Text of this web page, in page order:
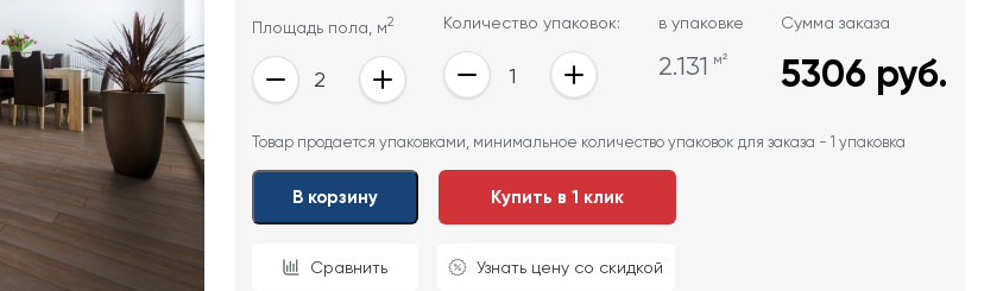
ОТПРАВИТЬ
Ваши данные не будут переданы третьим лицам
Площадь пола, м2 Количество упаковок: в упаковке
2.131 м²
Сумма заказа
5306 руб.
Товар продается упаковками, минимальное количество упаковок для заказа - 1 упаковка
В корзину Купить в 1 клик
Сравнить Узнать цену со скидкой